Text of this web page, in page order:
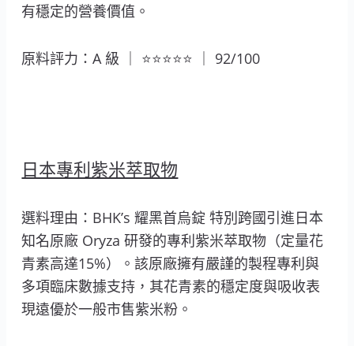
有穩定的營養價值。
原料評力：A 級 ｜ ⭐⭐⭐⭐⭐ ｜ 92/100
日本專利紫米萃取物
選料理由：BHK’s 耀黑首烏錠 特別跨國引進日本
知名原廠 Oryza 研發的專利紫米萃取物（定量花
青素高達15%）。該原廠擁有嚴謹的製程專利與
多項臨床數據支持，其花青素的穩定度與吸收表
現遠優於一般市售紫米粉。